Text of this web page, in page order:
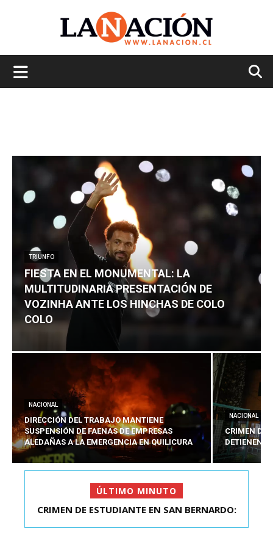
TRIUNFO
FIESTA EN EL MONUMENTAL: LA
MULTITUDINARIA PRESENTACIÓN DE
VOZINHA ANTE LOS HINCHAS DE COLO
COLO
NACIONAL
DIRECCIÓN DEL TRABAJO MANTIENE
SUSPENSIÓN DE FAENAS DE EMPRESAS
ALEDAÑAS A LA EMERGENCIA EN QUILICURA
NACIONAL
CRIMEN DE
DETIENEN
ÚLTIMO MINUTO
FIESTA EN EL MONUMENTAL: LA